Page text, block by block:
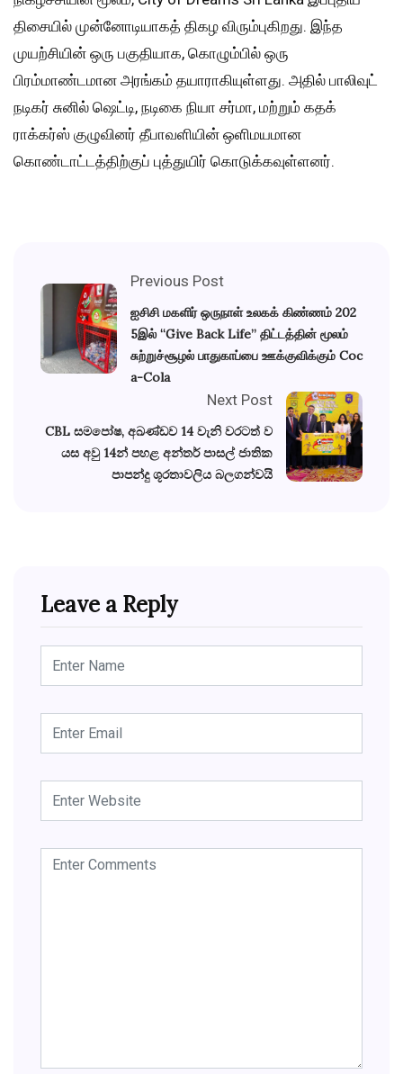
திசையில் முன்னோடியாகத் திகழ விரும்புகிறது. இந்த
முயற்சியின் ஒரு பகுதியாக, கொழும்பில் ஒரு
பிரம்மாண்டமான அரங்கம் தயாராகியுள்ளது. அதில் பாலிவுட்
நடிகர் சுனில் ஷெட்டி, நடிகை நியா சர்மா, மற்றும் கதக்
ராக்கர்ஸ் குழுவினர் தீபாவளியின் ஒளிமயமான
கொண்டாட்டத்திற்குப் புத்துயிர் கொடுக்கவுள்ளனர்.
Previous Post
ஐசிசி மகளிர் ஒருநாள் உலகக் கிண்ணம் 202
5இல் “Give Back Life” திட்டத்தின் மூலம்
சுற்றுச்சூழல் பாதுகாப்பை ஊக்குவிக்கும் Coc
a-Cola
Next Post
CBL සමපෝෂ, අඛණ්ඩව 14 වැනි වරටත් ව
යස අවු 14න් පහළ අන්තර් පාසල් ජාතික
පාපන්දු ශූරතාවලිය බලගන්වයි
Leave a Reply